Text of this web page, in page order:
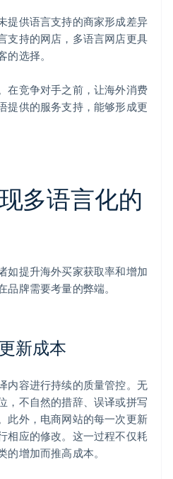
提供语言支持的商家形成差异
支持的网店，多语言网店更具
选择。
在竞争对手之前，让海外消费
提供的服务支持，能够形成更
多语言化的
如提升海外买家获取率和增加
牌需要考量的弊端。
新成本
内容进行持续的质量管控。无
，不自然的措辞、误译或拼写
此外，电商网站的每一次更新
相应的修改。这一过程不仅耗
增加而推高成本。